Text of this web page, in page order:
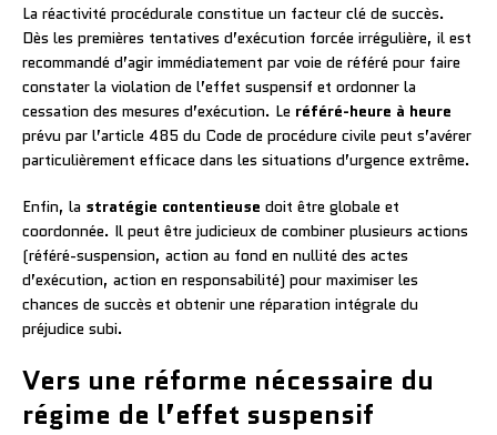
La réactivité procédurale constitue un facteur clé de succès.
Dès les premières tentatives d’exécution forcée irrégulière, il est
recommandé d’agir immédiatement par voie de référé pour faire
constater la violation de l’effet suspensif et ordonner la
cessation des mesures d’exécution. Le référé-heure à heure
prévu par l’article 485 du Code de procédure civile peut s’avérer
particulièrement efficace dans les situations d’urgence extrême.
Enfin, la stratégie contentieuse doit être globale et
coordonnée. Il peut être judicieux de combiner plusieurs actions
(référé-suspension, action au fond en nullité des actes
d’exécution, action en responsabilité) pour maximiser les
chances de succès et obtenir une réparation intégrale du
préjudice subi.
Vers une réforme nécessaire du
régime de l’effet suspensif